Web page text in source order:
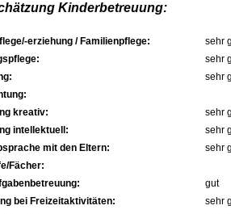
Kinderbetreuung:
erziehung / Familienpflege:
sehr
sehr
sehr
kreativ:
sehr
intellektuell:
sehr
mit den Eltern:
sehr
Fächer:
gut
bei Freizeitaktivitäten:
sehr